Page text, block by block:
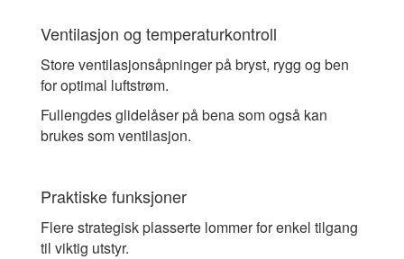
Ventilasjon og temperaturkontroll
Store ventilasjonsåpninger på bryst, rygg og ben
for optimal luftstrøm.
Fullengdes glidelåser på bena som også kan
brukes som ventilasjon.
Praktiske funksjoner
Flere strategisk plasserte lommer for enkel tilgang
til viktig utstyr.